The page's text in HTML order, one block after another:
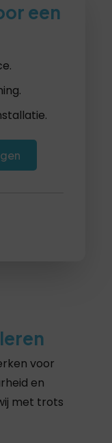
een
voor
en
met trots